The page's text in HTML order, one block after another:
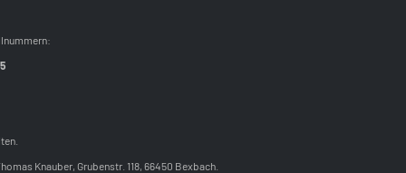
Knauber, Grubenstr. 118, 66450 Bexbach.